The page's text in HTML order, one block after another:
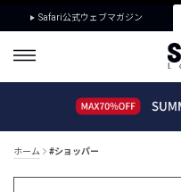
Safari公式ウェブマガジン
ホーム #ショッパー